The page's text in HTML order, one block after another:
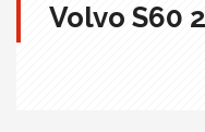
Volvo S60